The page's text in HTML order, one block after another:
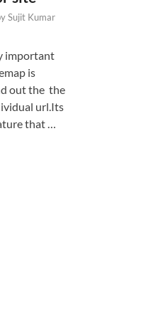
Sujit Kumar
important
is
out the the
url.Its
that …